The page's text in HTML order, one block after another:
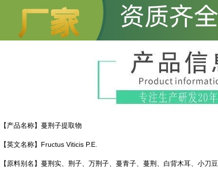
【产品名称】蔓荆子提取物
【英文名称】Fructus Viticis P.E.
【原料别名】蔓荆实、荆子、万荆子、蔓青子、蔓荆、白背木耳、小刀豆